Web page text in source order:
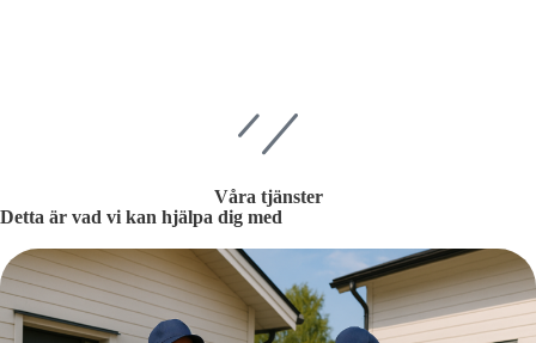
Våra tjänster
Detta är vad vi kan hjälpa dig med